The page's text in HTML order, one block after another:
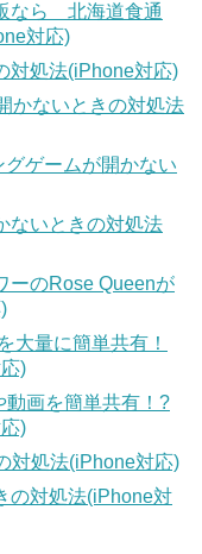
なら 北海道食通
対応)
対処法(iPhone対応)
かないときの対処法
ゲームが開かない
ないときの対処法
ーのRose Queenが
大量に簡単共有！
)
動画を簡単共有！?
)
対処法(iPhone対応)
の対処法(iPhone対